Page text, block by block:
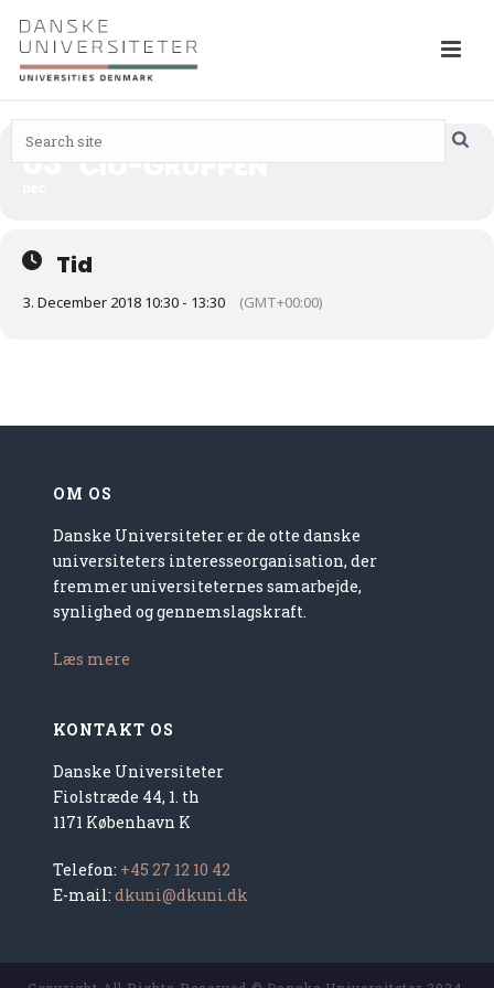
03 CIO-GRUPPEN
Tid
3. December 2018 10:30 - 13:30 (GMT+00:00)
OM OS
Danske Universiteter er de otte danske
universiteters interesseorganisation, der
fremmer universiteternes samarbejde,
synlighed og gennemslagskraft.
Læs mere
KONTAKT OS
Danske Universiteter
Fiolstræde 44, 1. th
1171 København K
Telefon: +45 27 12 10 42
E-mail:dkuni@dkuni.dk